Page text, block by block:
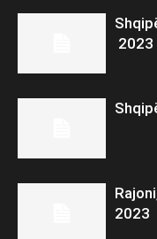
2023
2023